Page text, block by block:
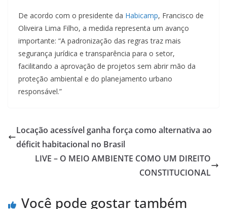
De acordo com o presidente da Habicamp, Francisco de
Oliveira Lima Filho, a medida representa um avanço
importante: “A padronização das regras traz mais
segurança jurídica e transparência para o setor,
facilitando a aprovação de projetos sem abrir mão da
proteção ambiental e do planejamento urbano
responsável.”
Locação acessível ganha força como alternativa ao
déficit habitacional no Brasil
LIVE – O MEIO AMBIENTE COMO UM DIREITO
CONSTITUCIONAL
Você pode gostar também